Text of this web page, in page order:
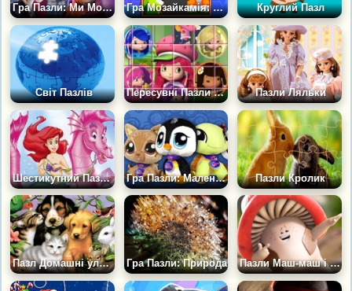
Гра Пазли: Ми Монстри 2 Гра Мозайкамія: Подорож у Світ Чарівних Пазлів Круглий Пазл
Світ Пазлів Пересувні Пазли з Шарлоттою Пазли Ляльки
Шестикутний Пазл з Аріель Гра Пазли: Маленький Зоомагазин Пазли Кролик
Пазл Домашні улюбленці Гра Пазли: Природа Пазли Маш-маш і Машики